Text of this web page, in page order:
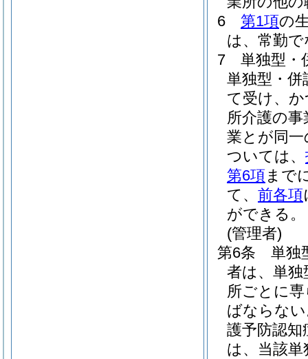
6
第1項の
は、常勤
7
単独型・
単独型・併
て受け、
所介護の
業とが同
ついては、
第6項 まで
て、 前各項
ができる。
(管理者)
第6条
単独
者は、単独
所ごとに
ばならな
護予防認知
は、当該単